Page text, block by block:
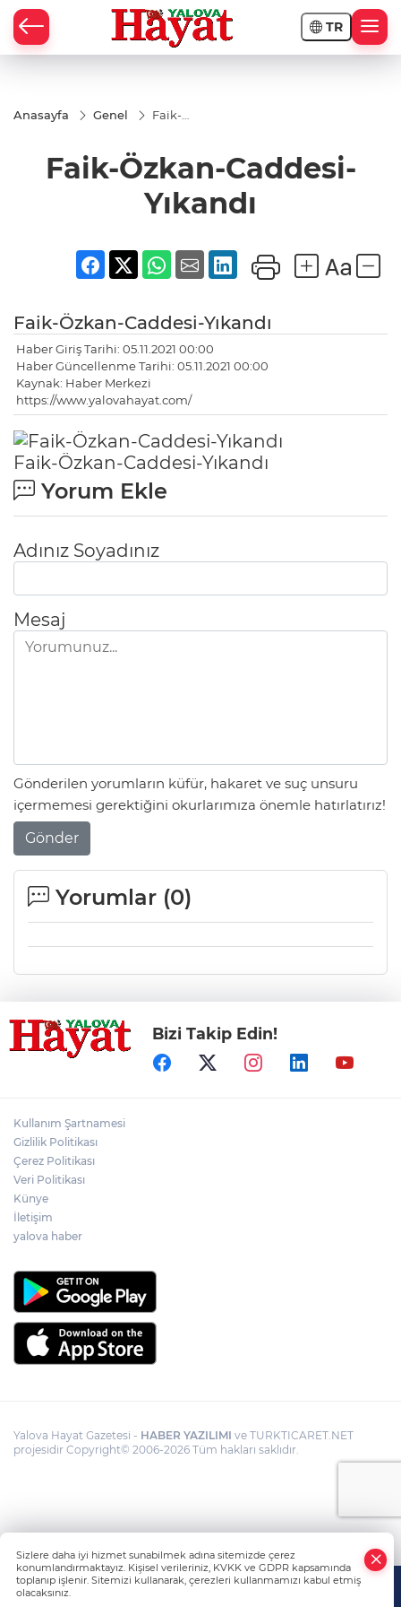
TR
Anasayfa Genel
Faik-
Yıkandı
Faik-Özkan-Caddesi-
Yıkandı
Faik-Özkan-Caddesi-Yıkandı
Haber Giriş Tarihi: 05.11.2021 00:00
Haber Güncellenme Tarihi: 05.11.2021 00:00
Kaynak: Haber Merkezi
https://www.yalovahayat.com/
Faik-Özkan-Caddesi-Yıkandı
Yorum Ekle
Adınız Soyadınız
Mesaj
Gönderilen yorumların küfür, hakaret ve suç unsuru
içermemesi gerektiğini okurlarımıza önemle hatırlatırız!
Gönder
Yorumlar (0)
Bizi Takip Edin!
Kullanım Şartnamesi
Gizlilik Politikası
Çerez Politikası
Veri Politikası
Künye
İletişim
yalova haber
Yalova Hayat Gazetesi - HABER YAZILIMI ve TURKTICARET.NET
projesidir Copyright© 2006-2026 Tüm hakları saklıdır.
Sizlere daha iyi hizmet sunabilmek adına sitemizde çerez
konumlandırmaktayız. Kişisel verileriniz, KVKK ve GDPR kapsamında
toplanıp işlenir. Sitemizi kullanarak, çerezleri kullanmamızı kabul etmiş
olacaksınız.